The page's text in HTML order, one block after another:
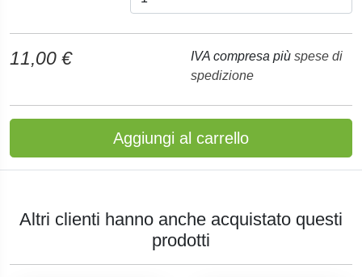
11,00 € IVA compresa più spese di
spedizione
Aggiungi al carrello
Altri clienti hanno anche acquistato questi
prodotti